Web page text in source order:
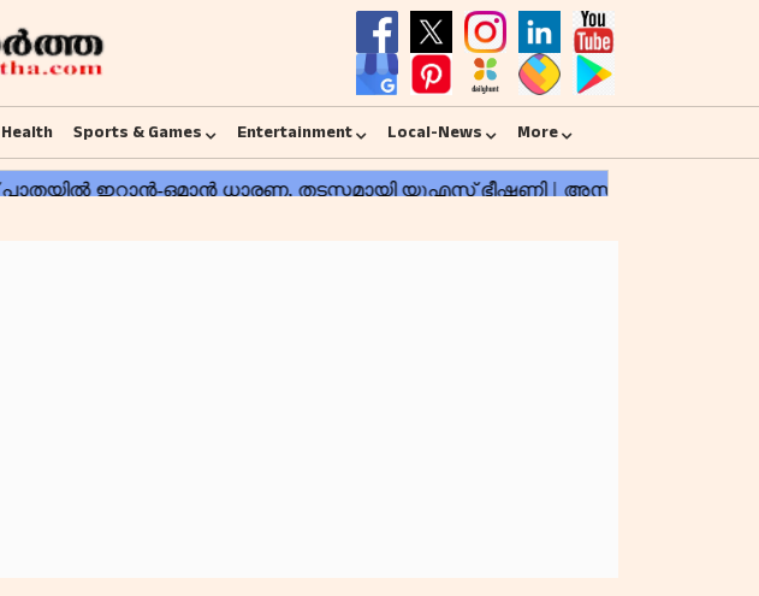
Health Sports & Games Entertainment Local-News More